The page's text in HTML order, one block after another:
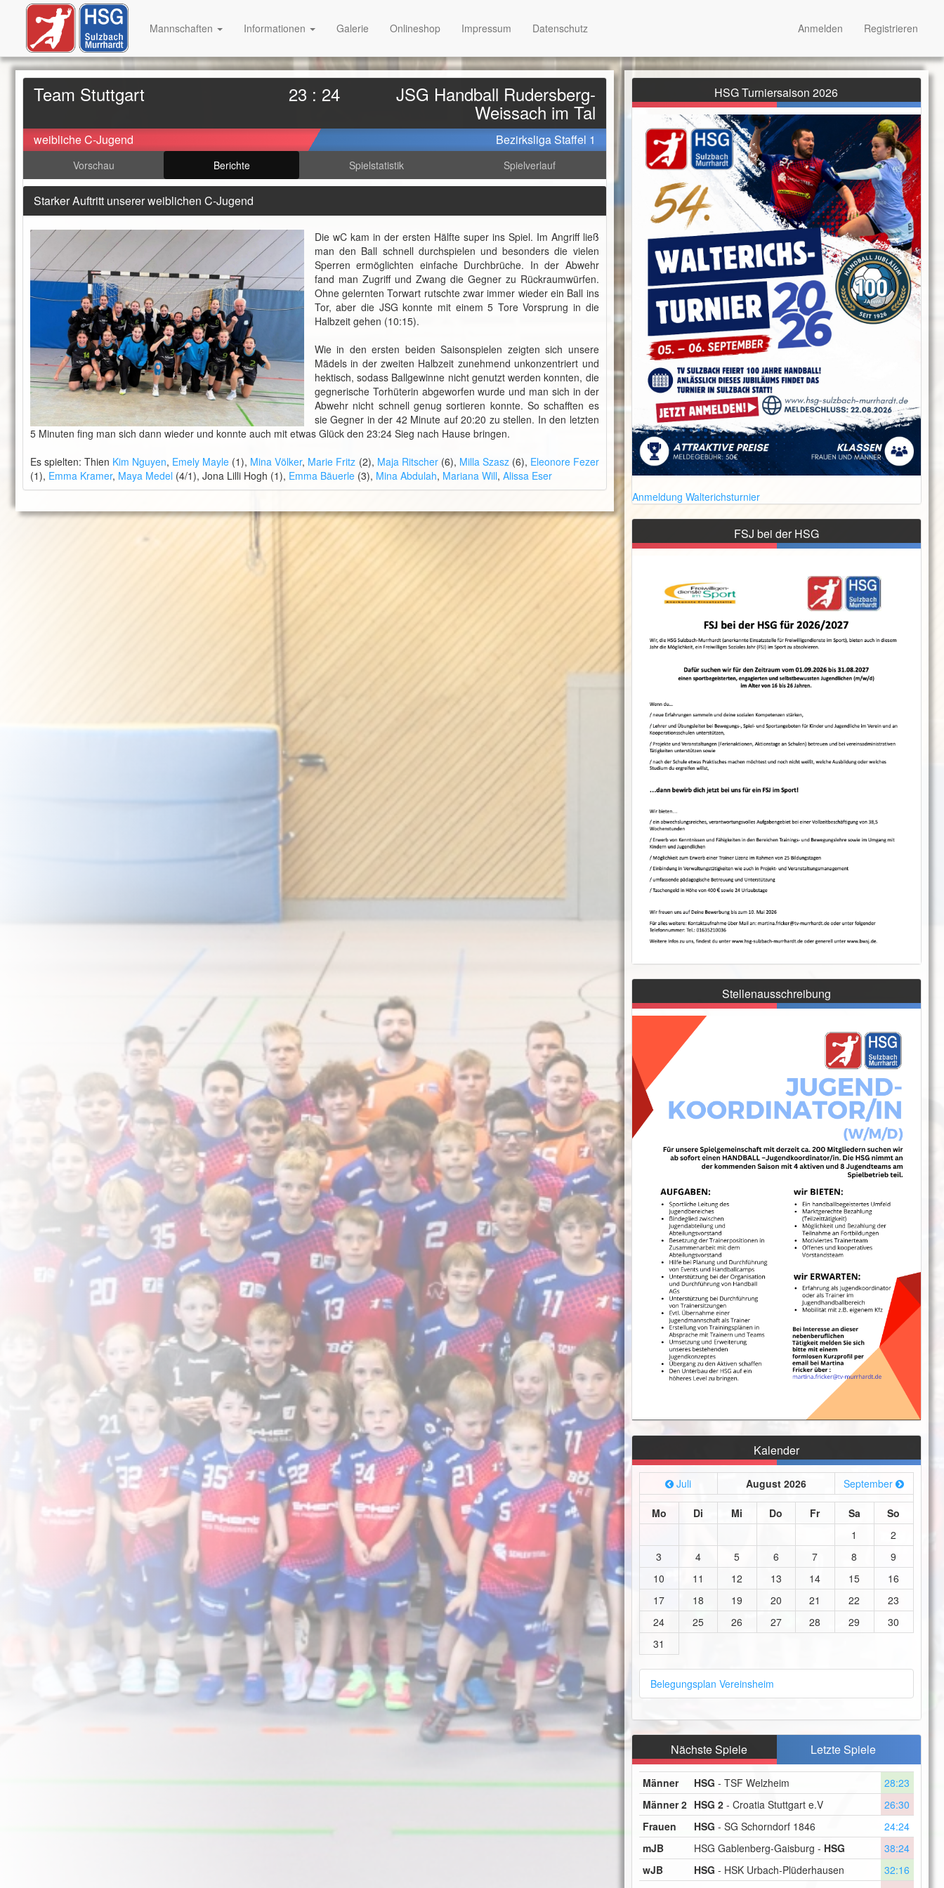
Team Stuttgart 23 : 24 JSG Handball Rudersberg-
Weissach im Tal
weibliche C-Jugend Bezirksliga Staffel 1
Vorschau Berichte Spielstatistik Spielverlauf
Starker Auftritt unserer weiblichen C-Jugend
Die wC kam in der ersten Hälfte super ins Spiel. Im Angriff ließ
man den Ball schnell durchspielen und besonders die vielen
Sperren ermöglichten einfache Durchbrüche. In der Abwehr
fand man Zugriff und Zwang die Gegner zu Rückraumwürfen.
Ohne gelernten Torwart rutschte zwar immer wieder ein Ball ins
Tor, aber die JSG konnte mit einem 5 Tore Vorsprung in die
Halbzeit gehen (10:15).
Wie in den ersten beiden Saisonspielen zeigten sich unsere
Mädels in der zweiten Halbzeit zunehmend unkonzentriert und
hektisch, sodass Ballgewinne nicht genutzt werden konnten, die
gegnerische Torhüterin abgeworfen wurde und man sich in der
Abwehr nicht schnell genug sortieren konnte. So schafften es
sie Gegner in der 42 Minute auf 20:20 zu stellen. In den letzten
5 Minuten fing man sich dann wieder und konnte auch mit etwas Glück den 23:24 Sieg nach Hause bringen.
Es spielten: Thien Kim Nguyen, Emely Mayle (1), Mina Völker, Marie Fritz (2), Maja Ritscher(6), Milla Szasz(6), Eleonore Fezer
(1), Emma Kramer, Maya Medel (4/1), Jona Lilli Hogh (1), Emma Bäuerle (3), Mina Abdulah, Mariana Will, Alissa Eser
HSG Turniersaison 2026
Anmeldung Walterichsturnier
FSJ bei der HSG
Stellenausschreibung
Kalender
Juli August 2026 September
Mo Di Mi Do Fr Sa
So
1
2
3
4 5 6 7 8
9
10
11 12 13 14 15
16
17
18 19 20 21 22
23
24
25 26 27 28 29
30
31
Belegungsplan Vereinsheim
Nächste Spiele Letzte Spiele
Männer HSG - TSF Welzheim
28:23
Männer 2 HSG 2- Croatia Stuttgart e.V
26:30
Frauen
HSG - SG Schorndorf 1846
24:24
mJB
HSG Gablenberg-Gaisburg - HSG
38:24
wJB
HSG - HSK Urbach-Plüderhausen
32:16
Mannschaften Informationen Galerie Onlineshop Impressum Datenschutz Anmelden Registrieren